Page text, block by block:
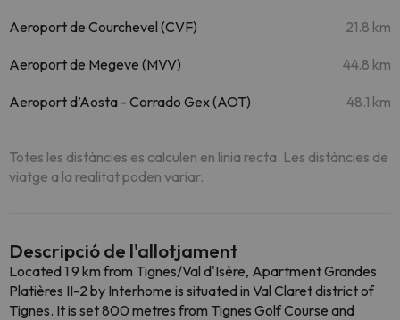
Aeroport de Courchevel (CVF) 21.8 km
Aeroport de Megeve (MVV) 44.8 km
Aeroport d’Aosta - Corrado Gex (AOT) 48.1 km
Totes les distàncies es calculen en línia recta. Les distàncies de
viatge a la realitat poden variar.
Descripció de l'allotjament
Located 1.9 km from Tignes/Val d'Isère, Apartment Grandes
Platières II-2 by Interhome is situated in Val Claret district of
Tignes. It is set 800 metres from Tignes Golf Course and